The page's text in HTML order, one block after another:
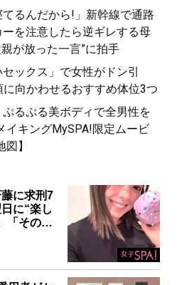
るんだから!」新幹線で通路
を注意したら逆ギレする母
親が放った一言”に拍手
ックス」で女性がドン引
に向かわせるおすすめ体位3つ
るぷる美ボディで全男性を
イキングMySPA!限定ムービ
】
に求刑7
に“楽し
「その…